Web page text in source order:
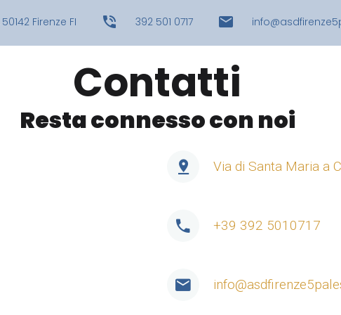
Firenze FI 392 501 0717
Contatti
Resta connesso con noi
Via di Santa Maria a
+39 392 5010717